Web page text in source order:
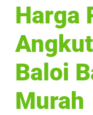
Harga
Baloi
Murah